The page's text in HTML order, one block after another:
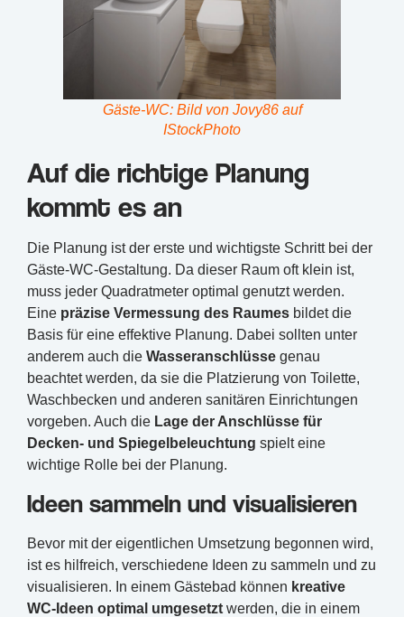
Gäste-WC: Bild von Jovy86 auf
IStockPhoto
Auf die richtige Planung
kommt es an
Die Planung ist der erste und wichtigste Schritt bei der
Gäste-WC-Gestaltung. Da dieser Raum oft klein ist,
muss jeder Quadratmeter optimal genutzt werden.
Eine präzise Vermessung des Raumes bildet die
Basis für eine effektive Planung. Dabei sollten unter
anderem auch die Wasseranschlüsse genau
beachtet werden, da sie die Platzierung von Toilette,
Waschbecken und anderen sanitären Einrichtungen
vorgeben. Auch die Lage der Anschlüsse für
Decken- und Spiegelbeleuchtung spielt eine
wichtige Rolle bei der Planung.
Ideen sammeln und visualisieren
Bevor mit der eigentlichen Umsetzung begonnen wird,
ist es hilfreich, verschiedene Ideen zu sammeln und zu
visualisieren. In einem Gästebad können kreative
WC-Ideen optimal umgesetzt werden, die in einem